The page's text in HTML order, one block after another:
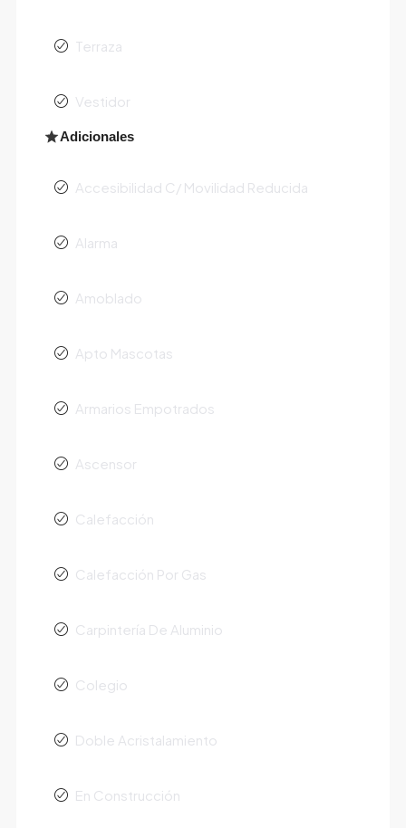
Terraza
Vestidor
Adicionales
Accesibilidad C/ Movilidad Reducida
Alarma
Amoblado
Apto Mascotas
Armarios Empotrados
Ascensor
Calefacción
Calefacción Por Gas
Carpintería De Aluminio
Colegio
Doble Acristalamiento
En Construcción